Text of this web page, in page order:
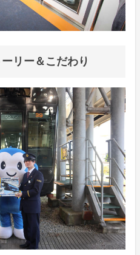
リー＆こだわり